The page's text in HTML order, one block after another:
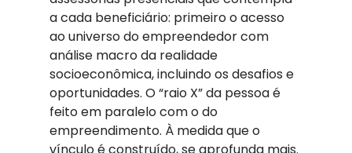
a cada beneficiário: primeiro o acesso
ao universo do empreendedor com
análise macro da realidade
socioeconômica, incluindo os desafios e
oportunidades. O “raio X” da pessoa é
feito em paralelo com o do
empreendimento. À medida que o